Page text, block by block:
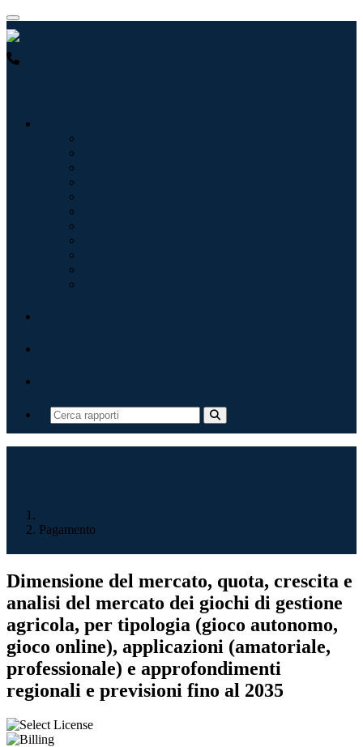
Pagamento
Dimensione del mercato, quota, crescita e
analisi del mercato dei giochi di gestione
agricola, per tipologia (gioco autonomo,
gioco online), applicazioni (amatoriale,
professionale) e approfondimenti
regionali e previsioni fino al 2035